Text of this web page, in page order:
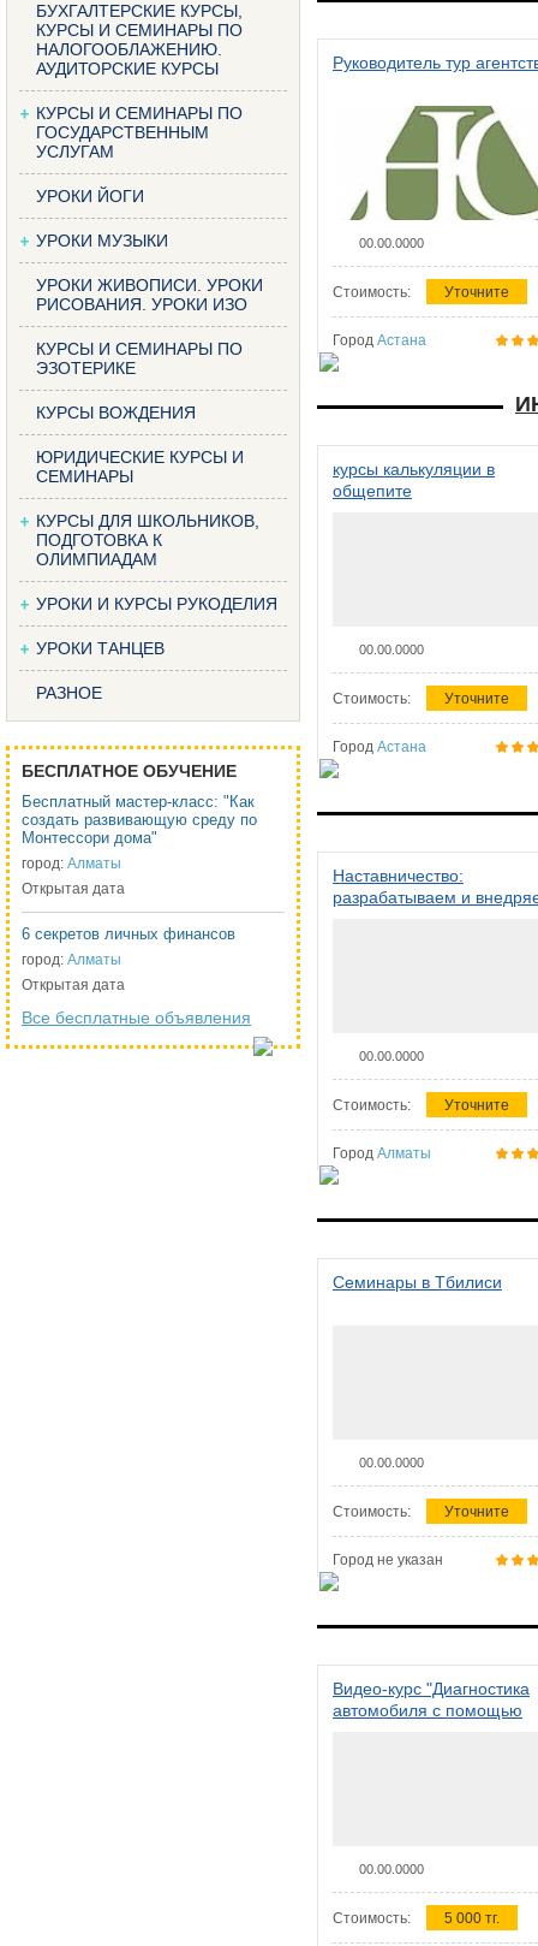
БУХГАЛТЕРСКИЕ КУРСЫ,
КУРСЫ И СЕМИНАРЫ ПО
НАЛОГООБЛАЖЕНИЮ.
АУДИТОРСКИЕ КУРСЫ
КУРСЫ И СЕМИНАРЫ ПО
ГОСУДАРСТВЕННЫМ
УСЛУГАМ
УРОКИ ЙОГИ
УРОКИ МУЗЫКИ
УРОКИ ЖИВОПИСИ. УРОКИ
РИСОВАНИЯ. УРОКИ ИЗО
КУРСЫ И СЕМИНАРЫ ПО
ЭЗОТЕРИКЕ
КУРСЫ ВОЖДЕНИЯ
ЮРИДИЧЕСКИЕ КУРСЫ И
СЕМИНАРЫ
КУРСЫ ДЛЯ ШКОЛЬНИКОВ,
ПОДГОТОВКА К
ОЛИМПИАДАМ
УРОКИ И КУРСЫ РУКОДЕЛИЯ
УРОКИ ТАНЦЕВ
РАЗНОЕ
БЕСПЛАТНОЕ ОБУЧЕНИЕ
Бесплатный мастер-класс: "Как
создать развивающую среду по
Монтессори дома"
город: Алматы
Открытая дата
6 секретов личных финансов
город: Алматы
Открытая дата
Все бесплатные объявления
Руководитель тур
00.00.0000
Стоимость: Уточните
Город Астана
курсы калькуляции в
общепите
00.00.0000
Стоимость: Уточните
Город Астана
Наставничество:
разрабатываем и
00.00.0000
Стоимость: Уточните
Город Алматы
Семинары в Тбилиси
00.00.0000
Стоимость: Уточните
Город не указан
Видео-курс "Диагностика
автомобиля с помощью
00.00.0000
Стоимость: 5 000 тг.